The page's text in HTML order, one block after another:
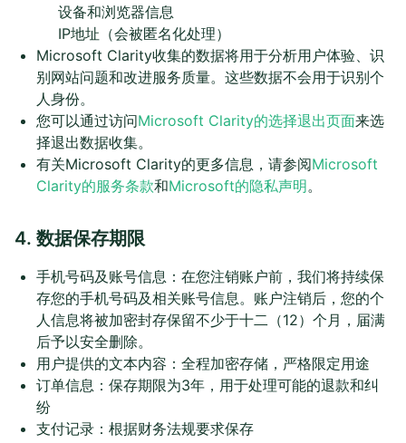
设备和浏览器信息
IP地址（会被匿名化处理）
Microsoft Clarity收集的数据将用于分析用户体验、识
别网站问题和改进服务质量。这些数据不会用于识别个
人身份。
您可以通过访问Microsoft Clarity的选择退出页面来选
择退出数据收集。
有关Microsoft Clarity的更多信息，请参阅Microsoft
Clarity的服务条款和Microsoft的隐私声明。
4. 数据保存期限
手机号码及账号信息：在您注销账户前，我们将持续保
存您的手机号码及相关账号信息。账户注销后，您的个
人信息将被加密封存保留不少于十二（12）个月，届满
后予以安全删除。
用户提供的文本内容：全程加密存储，严格限定用途
订单信息：保存期限为3年，用于处理可能的退款和纠
纷
支付记录：根据财务法规要求保存